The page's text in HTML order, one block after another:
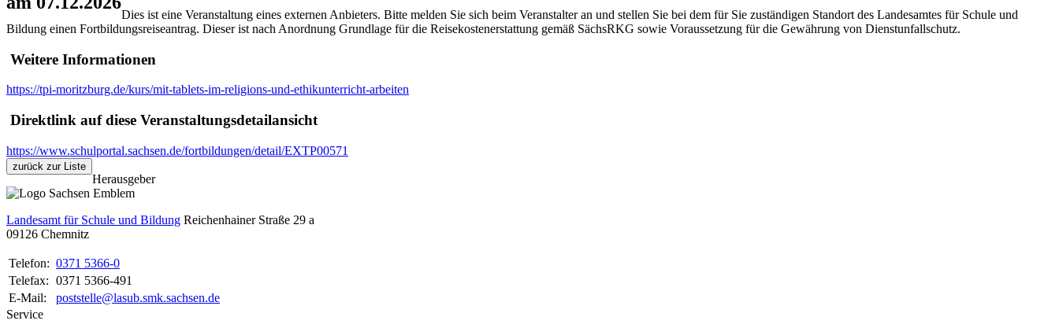
Dies ist eine Veranstaltung eines externen Anbieters. Bitte melden Sie sich beim Veranstalter an und stellen Sie bei dem für Sie zuständigen Standort des Landesamtes für Schule und
Bildung einen Fortbildungsreiseantrag. Dieser ist nach Anordnung Grundlage für die Reisekostenerstattung gemäß SächsRKG sowie Voraussetzung für die Gewährung von Dienstunfallschutz.
Weitere Informationen
https://tpi-moritzburg.de/kurs/mit-tablets-im-religions-und-ethikunterricht-arbeiten
Direktlink auf diese Veranstaltungsdetailansicht
https://www.schulportal.sachsen.de/fortbildungen/detail/EXTP00571
zurück zur Liste
Herausgeber
Landesamt für Schule und Bildung Reichenhainer Straße 29 a
09126 Chemnitz
Telefon: 0371 5366-0
Telefax: 0371 5366-491
E-Mail:
poststelle@lasub.smk.sachsen.de
Service